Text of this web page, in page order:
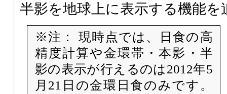
半影を地球上に表示する機能
※注： 現時点では、日食の高
精度計算や金環帯・本影・半
影の表示が行えるのは2012年5
月21日の金環日食のみです。